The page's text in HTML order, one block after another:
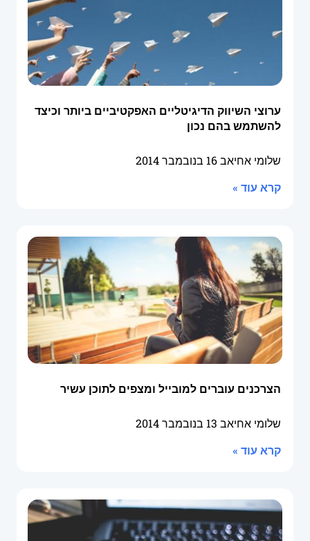
ערוצי השיווק הדיגיטליים האפקטיביים ביותר וכיצד
להשתמש בהם נכון
שלומי אחיאב16 בנובמבר 2014
קרא עוד »
הצרכנים עוברים למובייל ומצפים לתוכן עשיר
שלומי אחיאב 13 בנובמבר 2014
קרא עוד »